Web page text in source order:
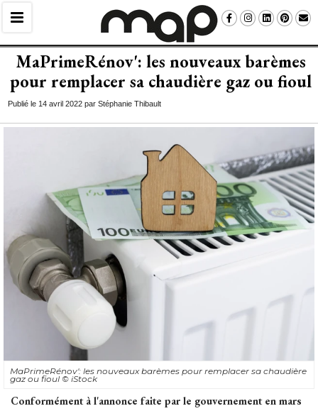
MaPrimeRénov': les nouveaux barèmes
pour remplacer sa chaudière gaz ou fioul
Publié le 14 avril 2022 par Stéphanie Thibault
MaPrimeRénov': les nouveaux barèmes pour remplacer sa chaudière
gaz ou fioul © iStock
Conformément à l'annonce faite par le gouvernement en mars